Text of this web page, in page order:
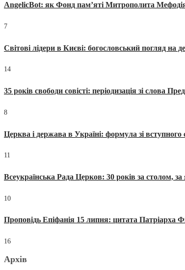
AngelicBot: як Фонд пам’яті Митрополита
7
Світові лідери в Києві: богословський погляд на
14
35 років свободи совісті: періодизація зі слова
8
Церква і держава в Україні: формула зі
11
Всеукраїнська Рада Церков: 30 років за столом, за
10
Проповідь Епіфанія 15 липня: цитата Патріарха
16
Архів